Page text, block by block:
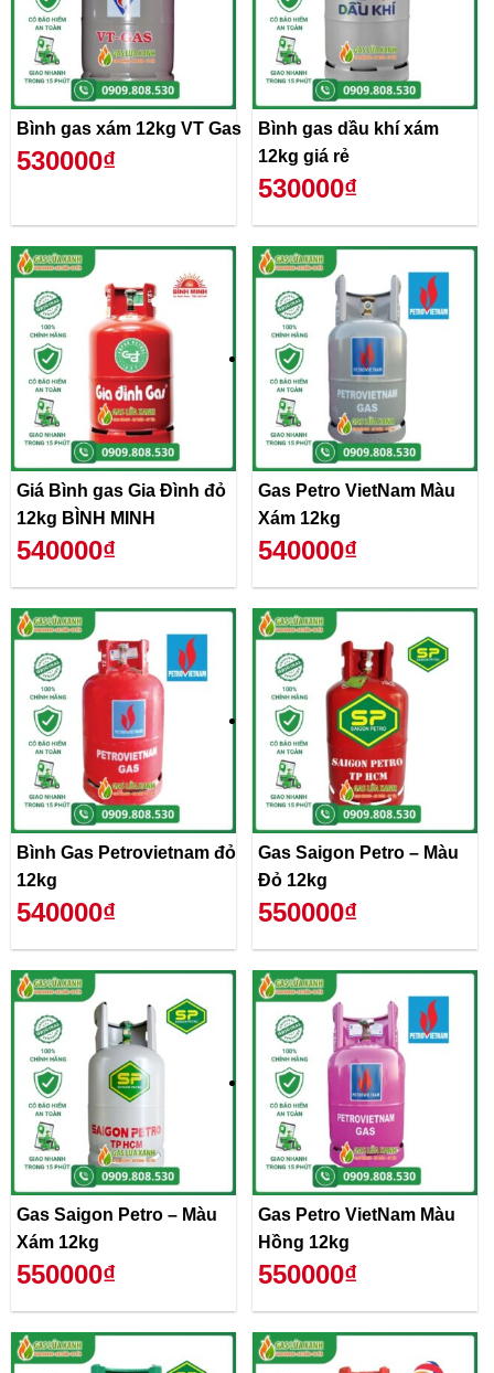
Bình gas xám 12kg VT Gas
530000₫
Bình gas dầu khí xám
12kg giá rẻ
530000₫
Giá Bình gas Gia Đình đỏ
12kg BÌNH MINH
540000₫
Gas Petro VietNam Màu
Xám 12kg
540000₫
Bình Gas Petrovietnam đỏ
12kg
540000₫
Gas Saigon Petro – Màu
Đỏ 12kg
550000₫
Gas Saigon Petro – Màu
Xám 12kg
550000₫
Gas Petro VietNam Màu
Hồng 12kg
550000₫